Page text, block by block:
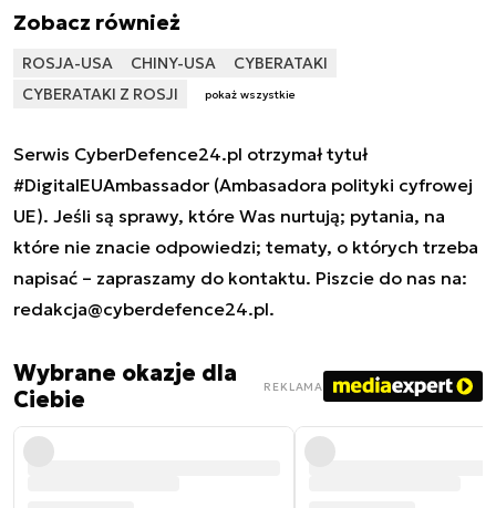
Zobacz również
ROSJA-USA CHINY-USA
CYBERATAKI
CYBERATAKI Z ROSJI
pokaż wszystkie
Serwis CyberDefence24.pl otrzymał tytuł
#DigitalEUAmbassador (Ambasadora polityki cyfrowej
UE). Jeśli są sprawy, które Was nurtują; pytania, na
które nie znacie odpowiedzi; tematy, o których trzeba
napisać – zapraszamy do kontaktu. Piszcie do nas na:
redakcja@cyberdefence24.pl.
Wybrane okazje dla
Ciebie
REKLAMA